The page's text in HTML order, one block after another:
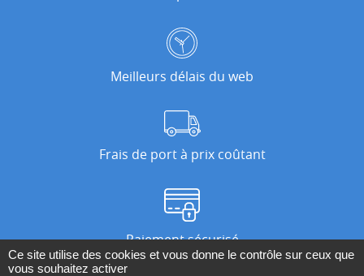
Meilleurs délais du web
Frais de port à prix coûtant
Paiement sécurisé
Ce site utilise des cookies et vous donne le contrôle sur ceux que
vous souhaitez activer